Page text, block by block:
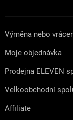
Výměna nebo
Moje objednávka
Prodejna ELEVEN
Velkoobchodní
Affiliate